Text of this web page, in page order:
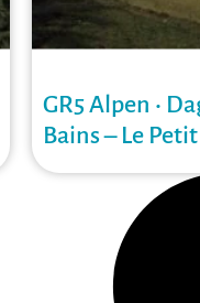
GR5 Alpen •
Bains – Le